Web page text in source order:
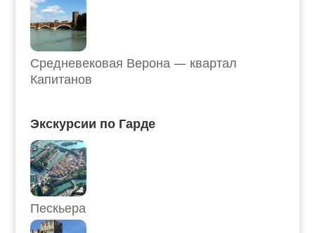
Средневековая Верона — квартал
Капитанов
Экскурсии по Гарде
Пескьера